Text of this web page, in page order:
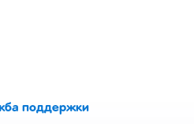
поддержки